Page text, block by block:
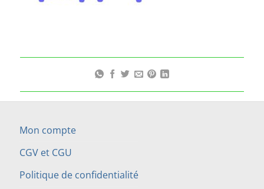
Mon compte
CGV et CGU
Politique de confidentialité